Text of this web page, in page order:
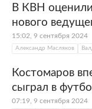
В КВН оценили
нового
15:02, 9 сентября 2024
Александр Масляков
Костомаров
сыграл в
07:19, 9 сентября 2024